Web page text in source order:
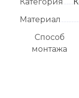
Материал
Способ
монтажа